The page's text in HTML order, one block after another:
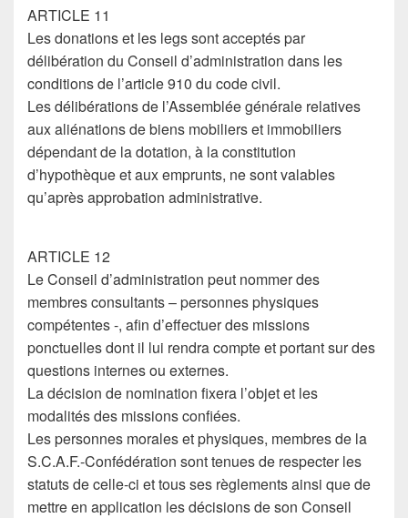
ARTICLE 11
Les donations et les legs sont acceptés par
délibération du Conseil d’administration dans les
conditions de l’article 910 du code civil.
Les délibérations de l’Assemblée générale relatives
aux aliénations de biens mobiliers et immobiliers
dépendant de la dotation, à la constitution
d’hypothèque et aux emprunts, ne sont valables
qu’après approbation administrative.
ARTICLE 12
Le Conseil d’administration peut nommer des
membres consultants – personnes physiques
compétentes -, afin d’effectuer des missions
ponctuelles dont il lui rendra compte et portant sur des
questions internes ou externes.
La décision de nomination fixera l’objet et les
modalités des missions confiées.
Les personnes morales et physiques, membres de la
S.C.A.F.-Confédération sont tenues de respecter les
statuts de celle-ci et tous ses règlements ainsi que de
mettre en application les décisions de son Conseil